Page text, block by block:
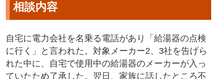
相談内容
自宅に電力会社を名乗る電話があり「給湯器の点検
に行く」と言われた。対象メーカー2、3社を告げら
れた中に、自宅で使用中の給湯器のメーカーが入っ
ていたため了承した。翌日、家族に話したところ不